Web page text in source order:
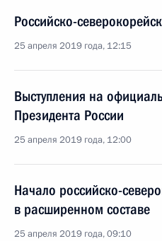
Российско-
25 апреля 2019 года, 12:15
Выступления на
Президента России
25 апреля 2019 года, 12:00
Начало российско-
в расширенном составе
25 апреля 2019 года, 09:10